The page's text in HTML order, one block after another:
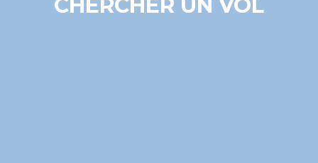
CHERCHER UN VOL